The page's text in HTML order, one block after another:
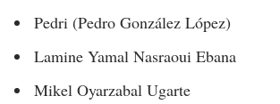
Pedri (Pedro González López)
Lamine Yamal Nasraoui Ebana
Mikel Oyarzabal Ugarte